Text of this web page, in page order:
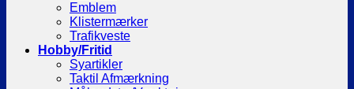
Emblem
Klistermærker
Trafikveste
Hobby/Fritid
Syartikler
Taktil Afmærkning